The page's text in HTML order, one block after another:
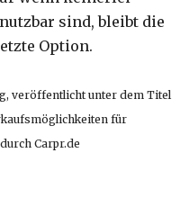
sind, bleibt die
Option.
veröffentlicht unter dem Titel
für
Carpr.de